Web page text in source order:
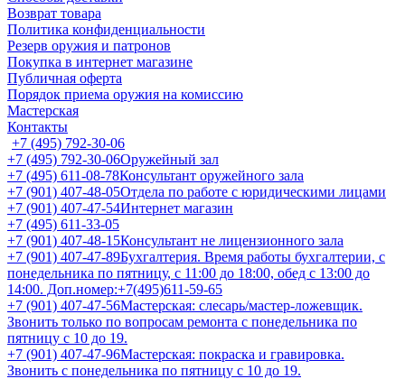
Возврат товара
Политика конфиденциальности
Резерв оружия и патронов
Покупка в интернет магазине
Публичная оферта
Порядок приема оружия на комиссию
Мастерская
Контакты
+7 (495) 792-30-06
+7 (495) 792-30-06Оружейный зал
+7 (495) 611-08-78Консультант оружейного зала
+7 (901) 407-48-05Отдела по работе с юридическими лицами
+7 (901) 407-47-54Интернет магазин
+7 (495) 611-33-05
+7 (901) 407-48-15Консультант не лицензионного зала
+7 (901) 407-47-89Бухгалтерия. Время работы бухгалтерии, с
понедельника по пятницу, с 11:00 до 18:00, обед с 13:00 до
14:00. Доп.номер:+7(495)611-59-65
+7 (901) 407-47-56Мастерская: слесарь/мастер-ложевщик.
Звонить только по вопросам ремонта с понедельника по
пятницу с 10 до 19.
+7 (901) 407-47-96Мастерская: покраска и гравировка.
Звонить с понедельника по пятницу с 10 до 19.